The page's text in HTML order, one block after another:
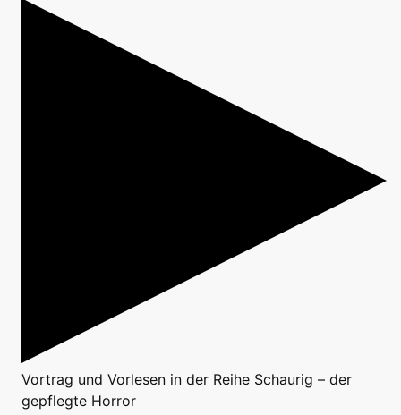
Vortrag und Vorlesen in der Reihe Schaurig – der
gepflegte Horror